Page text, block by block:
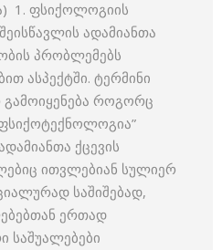
1. ფსიქოლოგიის
ადამიანთა
პრობლემებს
ასპექტში. ტერმინი
გამოიყენება როგორც
ქცევის
ითვლებიან სულიერ
საშიშებად,
ერთად
საშუალებები